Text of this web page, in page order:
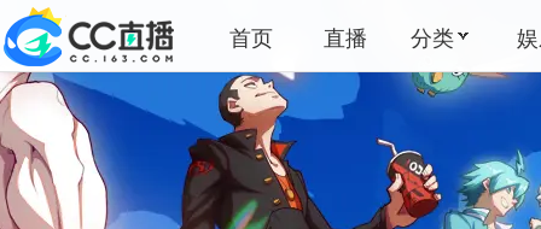
首页 直播 分类